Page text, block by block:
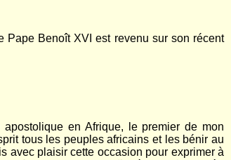
Benoît XVI est revenu sur son récent
en Afrique, le premier de mon
tous les peuples africains et les bénir au
avec plaisir cette occasion pour exprimer à